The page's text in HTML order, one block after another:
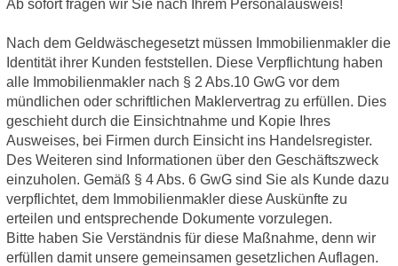
Ab sofort fragen wir Sie nach Ihrem Personalausweis!
Nach dem Geldwäschegesetzt müssen Immobilienmakler die
Identität ihrer Kunden feststellen. Diese Verpflichtung haben
alle Immobilienmakler nach § 2 Abs.10 GwG vor dem
mündlichen oder schriftlichen Maklervertrag zu erfüllen. Dies
geschieht durch die Einsichtnahme und Kopie Ihres
Ausweises, bei Firmen durch Einsicht ins Handelsregister.
Des Weiteren sind Informationen über den Geschäftszweck
einzuholen. Gemäß § 4 Abs. 6 GwG sind Sie als Kunde dazu
verpflichtet, dem Immobilienmakler diese Auskünfte zu
erteilen und entsprechende Dokumente vorzulegen.
Bitte haben Sie Verständnis für diese Maßnahme, denn wir
erfüllen damit unsere gemeinsamen gesetzlichen Auflagen.